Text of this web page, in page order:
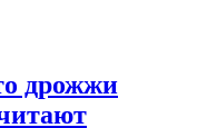
дрожжи